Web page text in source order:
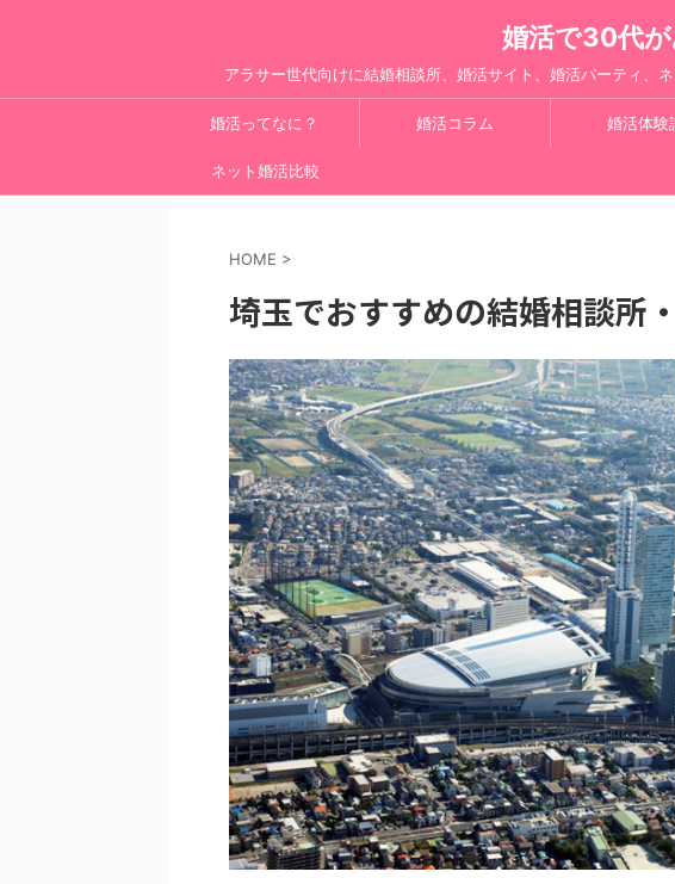
婚活で30代が
アラサー世代向けに結婚相談所、婚活サイト、婚活パーティ、
婚活ってなに？ 婚活コラム 婚活体験
ネット婚活比較
HOME >
埼玉でおすすめの結婚相談所